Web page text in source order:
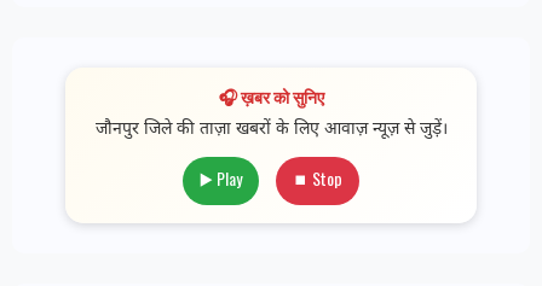
🎧 ख़बर को सुनिए
जौनपुर जिले की ताज़ा खबरों के लिए आवाज़ न्यूज़ से जुड़ें।
▶️ Play ⏹ Stop